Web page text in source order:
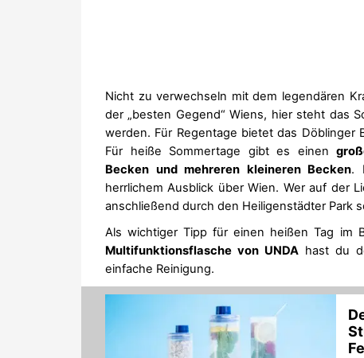
Nicht zu verwechseln mit dem legendären
der „besten Gegend“ Wiens, hier steht das
werden. Für Regentage bietet das
Für heiße Sommertage gibt es einen
Becken und mehreren kleineren Becken.
herrlichem Ausblick über Wien. Wer auf der
anschließend durch den Heiligenstädter Park
Als wichtiger Tipp für einen heißen Tag im
Multifunktionsflasche von UNDAhast du
einfache Reinigung.